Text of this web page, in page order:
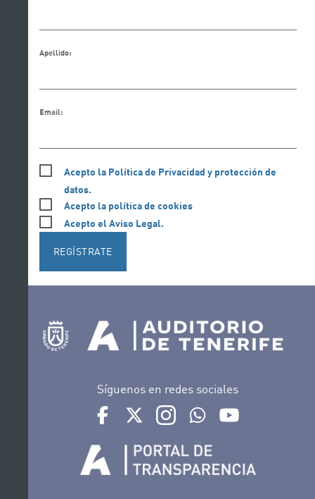
Apellido:
Email:
Acepto la Política de Privacidad y protección de
datos.
Acepto la política de cookies
Acepto el Aviso Legal.
REGÍSTRATE
Síguenos en redes sociales
Ir a perfil de Auditorio de Tenerife en Facebook
Ir a perfil de Auditorio de Tenerife en
Ir a perfil de Auditorio de
Ir al Boletín Whatsapp